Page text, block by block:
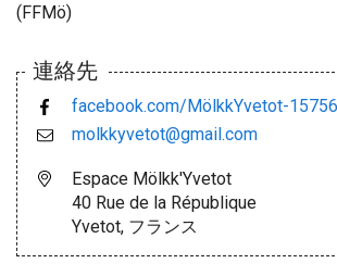
(FFMö)
連絡先
facebook.com/MölkkYvetot-
molkkyvetot@gmail.com
Espace Mölkk'Yvetot
40 Rue de la République
Yvetot, フランス